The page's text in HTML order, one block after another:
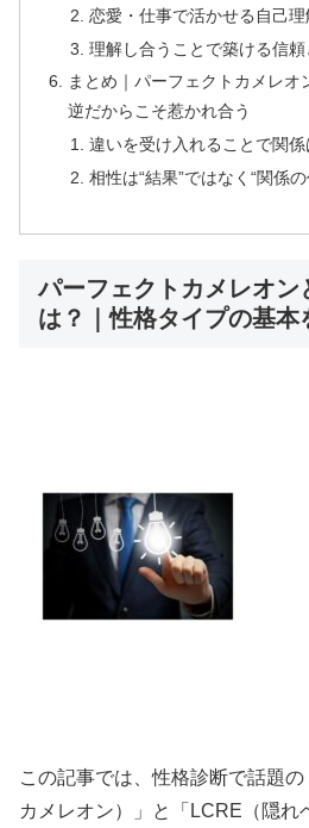
恋愛・仕事で活かせる自己理
理解し合うことで築ける信頼
まとめ｜パーフェクトカメレオ
逆だからこそ惹かれ合う
違いを受け入れることで関係
相性は“結果”ではなく“関係
パーフェクトカメレオン
は？｜性格タイプの基本
この記事では、性格診断で話題
カメレオン）」と「LCRE（隠れ